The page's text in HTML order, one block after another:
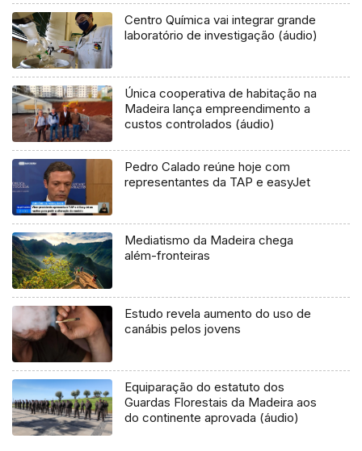
Centro Química vai integrar grande
laboratório de investigação (áudio)
Única cooperativa de habitação na
Madeira lança empreendimento a
custos controlados (áudio)
Pedro Calado reúne hoje com
representantes da TAP e easyJet
Mediatismo da Madeira chega
além-fronteiras
Estudo revela aumento do uso de
canábis pelos jovens
Equiparação do estatuto dos
Guardas Florestais da Madeira aos
do continente aprovada (áudio)